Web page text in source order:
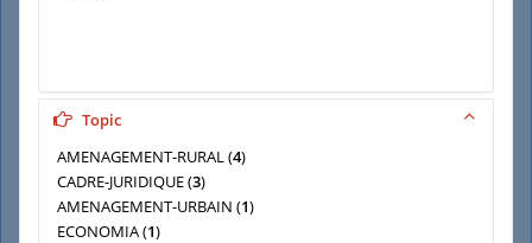
Topic
AMENAGEMENT-RURAL(4)
CADRE-JURIDIQUE(3)
AMENAGEMENT-URBAIN (1)
ECONOMIA(1)